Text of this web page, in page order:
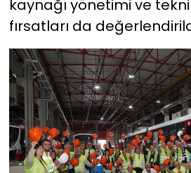
kaynağı yönetimi ve
fırsatları da